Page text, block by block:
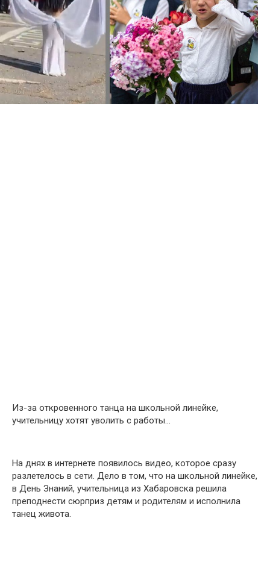
Из-за откровенного танца на школьной линейке,
учительницу хотят уволить с работы…
На днях в интернете появилось видео, которое сразу
разлетелось в сети. Дело в том, что на школьной линейке,
в День Знаний, учительница из Хабаровска решила
преподнести сюрприз детям и родителям и исполнила
танец живота.